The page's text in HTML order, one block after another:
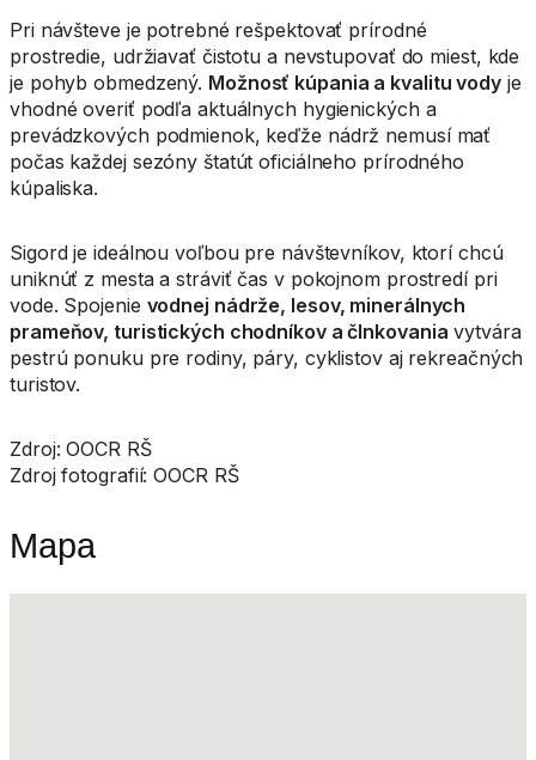
Pri návšteve je potrebné rešpektovať prírodné
prostredie, udržiavať čistotu a nevstupovať do miest, kde
je pohyb obmedzený. Možnosť kúpania a kvalitu vody je
vhodné overiť podľa aktuálnych hygienických a
prevádzkových podmienok, keďže nádrž nemusí mať
počas každej sezóny štatút oficiálneho prírodného
kúpaliska.
Sigord je ideálnou voľbou pre návštevníkov, ktorí chcú
uniknúť z mesta a stráviť čas v pokojnom prostredí pri
vode. Spojenie vodnej nádrže, lesov, minerálnych
prameňov, turistických chodníkov a člnkovania vytvára
pestrú ponuku pre rodiny, páry, cyklistov aj rekreačných
turistov.
Zdroj: OOCR RŠ
Zdroj fotografií: OOCR RŠ
Mapa